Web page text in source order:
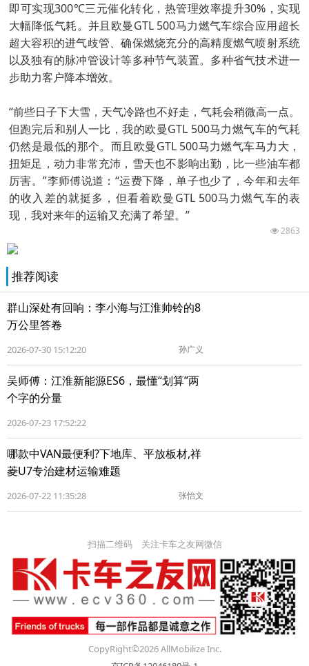
即可实现300℃三元催化转化，热管理效率提升30%，实现
大幅降低气耗。并且欧曼GTL 500马力燃气车综合应用超长
超大容积的进气歧管、确保燃烧充分的高精度燃气喷射系统
以及独有的脉冲管设计等多种节气装置。多种省气技术进一
步助力客户降本增效。
“前些日子下大雪，天气冷路也不好走，气耗会稍微高一点。
但跑完后和别人一比，我的欧曼GTL 500马力燃气车的气耗
仍然是最低的那个。而且欧曼GTL 500马力燃气车马力大，
扭矩足，动力非常充沛，雪天也不影响出勤，比一些油车都
厉害。”李师傅说道：“运费下降，单子也少了，今年和去年
的收入差的就挺多，但看着欧曼GTL 500马力燃气车的表
现，我对来年的运输又充满了希望。”
2863
推荐阅读
群山深处有回响：李小海与江淮帅铃的8
万公里答卷
2026-07-30 15:12:20 孙广义
吴师傅：江淮新能源ES6，最懂“划算”两
个字的分量
2026-07-23 17:52:22
哪款中VAN最便利?下地库、平放板材,祥
菱U7专治建材运输难题
2026-07-22 11:35:28 张怡文
扫描二维码 关注卡车之友网微信
CopyRight©2026 AllMobilize Inc.